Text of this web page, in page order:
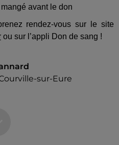
avant le don
rendez-vous sur le site
ou sur l’appli Don de sang !
sur-Eure